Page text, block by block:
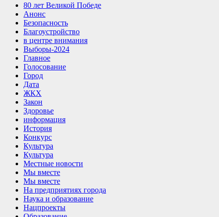
80 лет Великой Победе
Анонс
Безопасность
Благоустройство
в центре внимания
Выборы-2024
Главное
Голосование
Город
Дата
ЖКХ
Закон
Здоровье
информация
История
Конкурс
Культура
Культура
Местные новости
Мы вместе
Мы вместе
На предприятиях города
Наука и образование
Нацпроекты